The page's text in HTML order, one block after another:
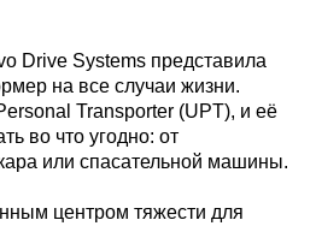
Drive Systems представила
на все случаи жизни.
Transporter (UPT), и её
во что угодно: от
или спасательной машины.
центром тяжести для